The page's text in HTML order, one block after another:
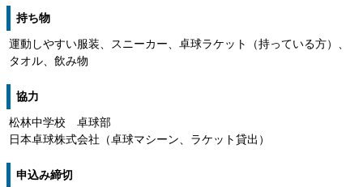
持ち物
運動しやすい服装、スニーカー、卓球ラケット（持っている方）、
タオル、飲み物
協力
松林中学校 卓球部
日本卓球株式会社（卓球マシーン、ラケット貸出）
申込み締切